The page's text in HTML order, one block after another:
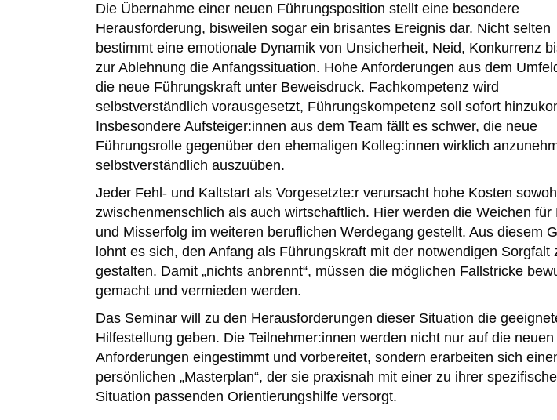
Die Übernahme einer neuen Führungsposition stellt eine besondere
Herausforderung, bisweilen sogar ein brisantes Ereignis dar. Nicht selten
bestimmt eine emotionale Dynamik von Unsicherheit, Neid, Konkurrenz
zur Ablehnung die Anfangssituation. Hohe Anforderungen aus dem
die neue Führungskraft unter Beweisdruck. Fachkompetenz wird
selbstverständlich vorausgesetzt, Führungskompetenz soll sofort
Insbesondere Aufsteiger:innen aus dem Team fällt es schwer, die neue
Führungsrolle gegenüber den ehemaligen Kolleg:innen wirklich
selbstverständlich auszuüben.
Jeder Fehl- und Kaltstart als Vorgesetzte:r verursacht hohe Kosten sowohl
zwischenmenschlich als auch wirtschaftlich. Hier werden die Weichen für
und Misserfolg im weiteren beruflichen Werdegang gestellt. Aus diesem
lohnt es sich, den Anfang als Führungskraft mit der notwendigen Sorgfalt
gestalten. Damit „nichts anbrennt“, müssen die möglichen Fallstricke
gemacht und vermieden werden.
Das Seminar will zu den Herausforderungen dieser Situation die
Hilfestellung geben. Die Teilnehmer:innen werden nicht nur auf die neuen
Anforderungen eingestimmt und vorbereitet, sondern erarbeiten sich
persönlichen „Masterplan“, der sie praxisnah mit einer zu ihrer
Situation passenden Orientierungshilfe versorgt.